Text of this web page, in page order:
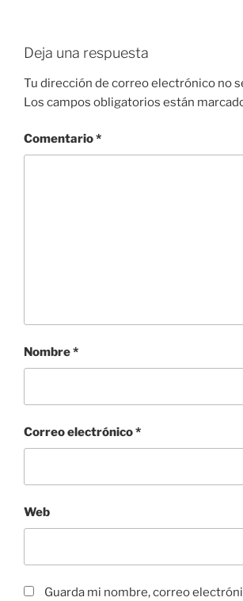
Deja una respuesta
Tu dirección de correo electrónico no
Los campos obligatorios están
Comentario*
Nombre*
Correo electrónico*
Web
Guarda mi nombre, correo